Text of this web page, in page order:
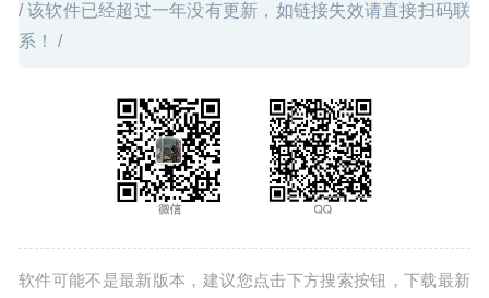
/ 该软件已经超过一年没有更新，如链接失效请直接扫码联
系！ /
软件可能不是最新版本，建议您点击下方搜索按钮，下载最新